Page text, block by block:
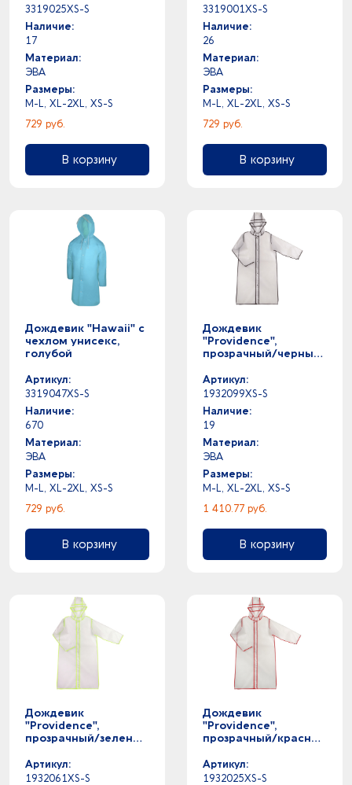
3319025XS-S
Наличие:
17
Материал:
ЭВА
Размеры:
M-L, XL-2XL, XS-S
729 руб.
В корзину
3319001XS-S
Наличие:
26
Материал:
ЭВА
Размеры:
M-L, XL-2XL, XS-S
729 руб.
В корзину
Дождевик "Hawaii" c
чехлом унисекс,
голубой
Артикул:
3319047XS-S
Наличие:
670
Материал:
ЭВА
Размеры:
M-L, XL-2XL, XS-S
729 руб.
В корзину
Дождевик
"Providence",
прозрачный/черный
Артикул:
1932099XS-S
Наличие:
19
Материал:
ЭВА
Размеры:
M-L, XL-2XL, XS-S
1 410.77 руб.
В корзину
Дождевик
"Providence",
прозрачный/зеленый
Артикул:
1932061XS-S
Дождевик
"Providence",
прозрачный/красный
Артикул:
1932025XS-S